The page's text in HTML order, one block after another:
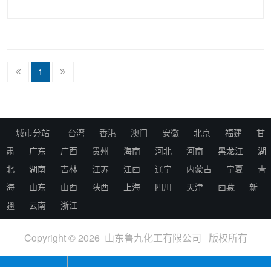
1
城市分站 台湾 香港 澳门 安徽 北京 福建
甘
肃
广东 广西 贵州 海南 河北 河南 黑龙江
湖
北
湖南 吉林 江苏 江西 辽宁 内蒙古 宁夏
青
海
山东 山西 陕西 上海 四川 天津 西藏
新
疆
云南 浙江
Copyright © 2026 山东鲁九化工有限公司 版权所有